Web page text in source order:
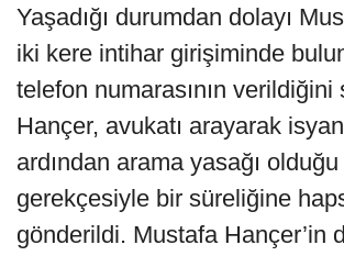
Yaşadığı durumdan dolayı
iki kere intihar girişiminde
telefon numarasının verildiğini
Hançer, avukatı arayarak
ardından arama yasağı olduğu
gerekçesiyle bir süreliğine
gönderildi. Mustafa Hançer’in